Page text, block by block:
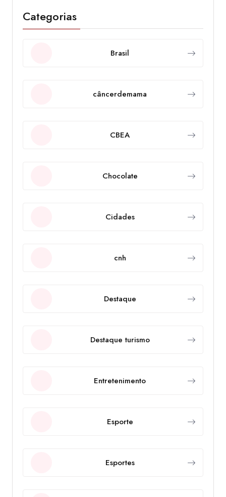
Categorias
Brasil
câncerdemama
CBEA
Chocolate
Cidades
cnh
Destaque
Destaque turismo
Entretenimento
Esporte
Esportes